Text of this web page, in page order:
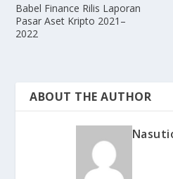
Babel Finance Rilis Laporan
Pasar Aset Kripto 2021–
2022
ABOUT THE AUTHOR